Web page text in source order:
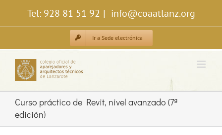
contenido
Tel: 928 81 51 92 | info@coaatlanz.org
Ir a Sede electrónica
Curso práctico de Revit, nivel avanzado (7ª
edición)